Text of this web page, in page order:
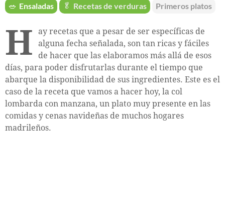
🥗 Ensaladas 🥬 Recetas de verduras Primeros platos
H
ay recetas que a pesar de ser específicas de
alguna fecha señalada, son tan ricas y fáciles
de hacer que las elaboramos más allá de esos
días, para poder disfrutarlas durante el tiempo que
abarque la disponibilidad de sus ingredientes. Este es el
caso de la receta que vamos a hacer hoy, la col
lombarda con manzana, un plato muy presente en las
comidas y cenas navideñas de muchos hogares
madrileños.